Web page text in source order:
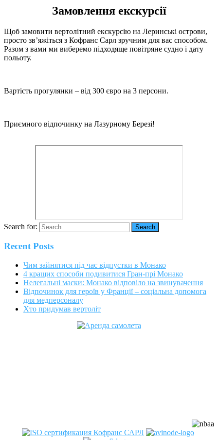
Замовлення екскурсії
Щоб замовити вертолітний екскурсію на Леринські острови,
просто зв’яжіться з Кофранс Сарл зручним для вас способом.
Разом з вами ми виберемо підходяще повітряне судно і дату
польоту.
Вартість прогулянки – від 300 євро на 3 персони.
Приємного відпочинку на Лазурному Березі!
Search for:
Recent Posts
Чим зайнятися під час відпустки в Монако
4 кращих способи подивитися Гран-прі Монако
Нелегальні маски: Монако відповіло на звинувачення
Відпочинок для героїв у Франції – соціальна допомога
для медперсоналу
Хто придумав вертоліт